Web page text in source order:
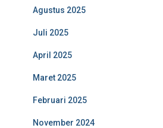
Agustus 2025
Juli 2025
April 2025
Maret 2025
Februari 2025
November 2024